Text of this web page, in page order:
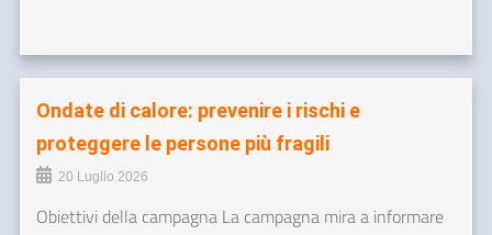
Ondate di calore: prevenire i rischi e
proteggere le persone più fragili
20 Luglio 2026
Obiettivi della campagna La campagna mira a informare